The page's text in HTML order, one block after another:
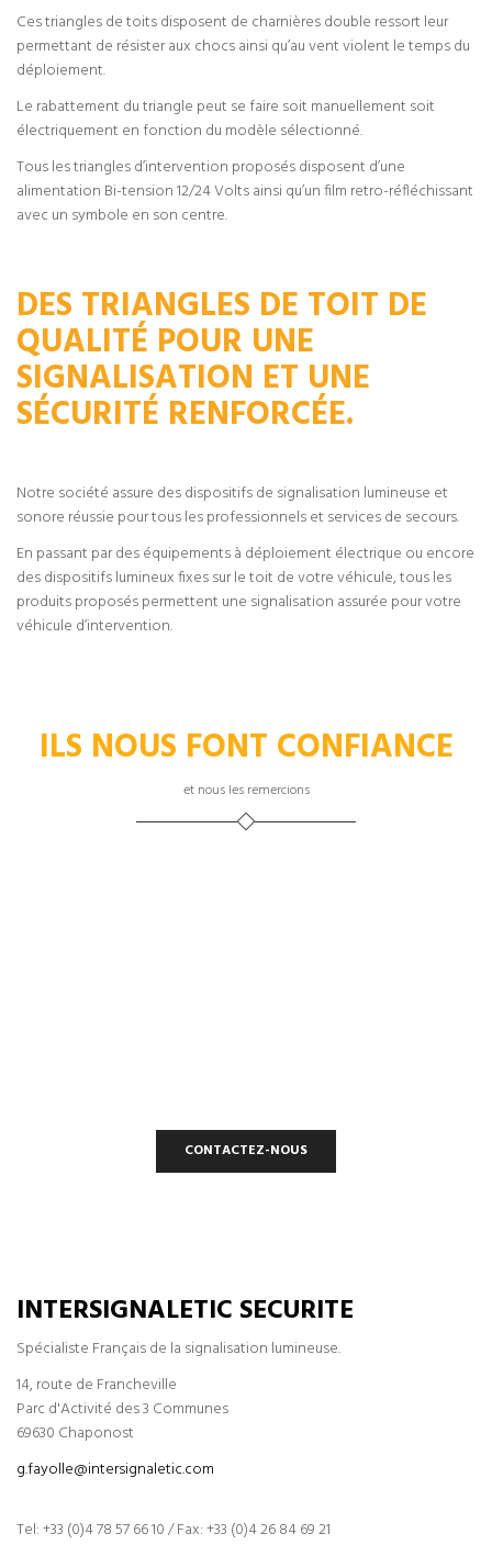
Ces triangles de toits disposent de charnières double ressort leur
permettant de résister aux chocs ainsi qu’au vent violent le temps du
déploiement.
Le rabattement du triangle peut se faire soit manuellement soit
électriquement en fonction du modèle sélectionné.
Tous les triangles d’intervention proposés disposent d’une
alimentation Bi-tension 12/24 Volts ainsi qu’un film retro-réfléchissant
avec un symbole en son centre.
DES TRIANGLES DE TOIT DE
QUALITÉ POUR UNE
SIGNALISATION ET UNE
SÉCURITÉ RENFORCÉE.
Notre société assure des dispositifs de signalisation lumineuse et
sonore réussie pour tous les professionnels et services de secours.
En passant par des équipements à déploiement électrique ou encore
des dispositifs lumineux fixes sur le toit de votre véhicule, tous les
produits proposés permettent une signalisation assurée pour votre
véhicule d’intervention.
ILS NOUS FONT CONFIANCE
et nous les remercions
CONTACTEZ-NOUS
INTERSIGNALETIC SECURITE
Spécialiste Français de la signalisation lumineuse.
14, route de Francheville
Parc d'Activité des 3 Communes
69630 Chaponost
g.fayolle@intersignaletic.com
Tel: +33 (0)4 78 57 66 10 / Fax: +33 (0)4 26 84 69 21